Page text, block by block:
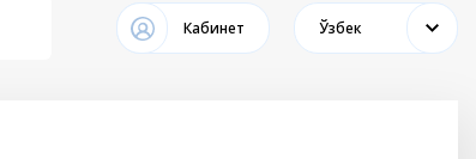
Кабинет Ўзбек